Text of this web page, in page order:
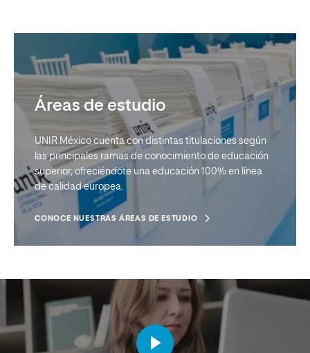
Áreas de estudio
UNIR México cuenta con distintas titulaciones según
las principales ramas de conocimiento de educación
superior, ofreciéndote una educación 100% en línea
de calidad europea.
CONOCE NUESTRAS ÁREAS DE ESTUDIO